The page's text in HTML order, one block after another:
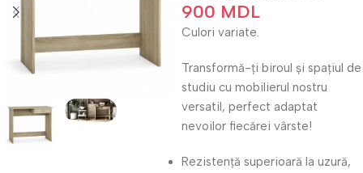
900 MDL
Culori variate.
Transformă-ți biroul și spațiul de
studiu cu mobilierul nostru
versatil, perfect adaptat
nevoilor fiecărei vârste!
Rezistență superioară la uzură,